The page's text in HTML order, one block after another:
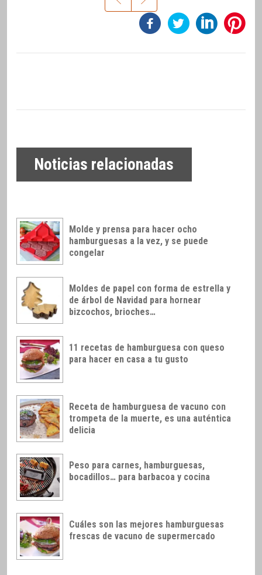
Noticias relacionadas
Molde y prensa para hacer ocho
hamburguesas a la vez, y se puede
congelar
Moldes de papel con forma de estrella y
de árbol de Navidad para hornear
bizcochos, brioches…
11 recetas de hamburguesa con queso
para hacer en casa a tu gusto
Receta de hamburguesa de vacuno con
trompeta de la muerte, es una auténtica
delicia
Peso para carnes, hamburguesas,
bocadillos… para barbacoa y cocina
Cuáles son las mejores hamburguesas
frescas de vacuno de supermercado